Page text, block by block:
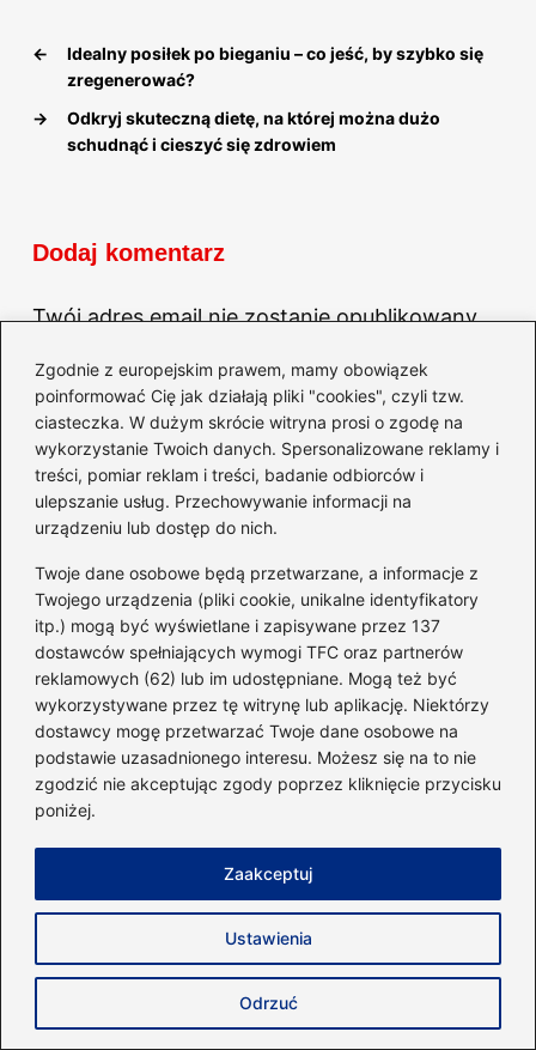
Zgodnie z europejskim prawem, mamy obowiązek
poinformować Cię jak działają pliki "cookies", czyli tzw.
ciasteczka. W dużym skrócie witryna prosi o zgodę na
wykorzystanie Twoich danych. Spersonalizowane reklamy i
treści, pomiar reklam i treści, badanie odbiorców i
ulepszanie usług. Przechowywanie informacji na
urządzeniu lub dostęp do nich.
Twoje dane osobowe będą przetwarzane, a informacje z
Twojego urządzenia (pliki cookie, unikalne identyfikatory
itp.) mogą być wyświetlane i zapisywane przez 137
dostawców spełniających wymogi TFC oraz partnerów
reklamowych (62) lub im udostępniane. Mogą też być
wykorzystywane przez tę witrynę lub aplikację. Niektórzy
dostawcy mogę przetwarzać Twoje dane osobowe na
podstawie uzasadnionego interesu. Możesz się na to nie
zgodzić nie akceptując zgody poprzez kliknięcie przycisku
poniżej.
Ustawienia
Odrzuć
Zaakceptuj
←
Idealny posiłek po bieganiu – co jeść, by szybko się
zregenerować?
→
Odkryj skuteczną dietę, na której można dużo
schudnąć i cieszyć się zdrowiem
Dodaj komentarz
Twój adres email nie zostanie opublikowany.
Komentarz *
Nazwa*
Adres email*
Witryna internetowa
Zapamiętaj moje dane w tej przeglądarce
podczas pisania kolejnych komentarzy.
Poczytaj więcej